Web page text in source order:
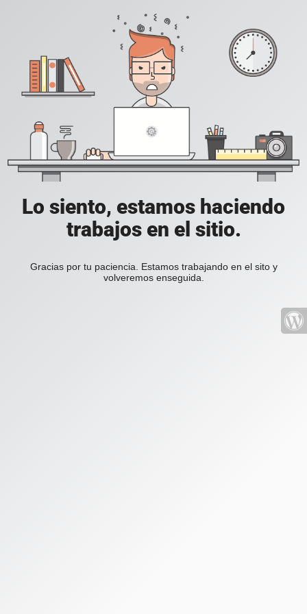
Lo siento, estamos haciendo
trabajos en el sitio.
Gracias por tu paciencia. Estamos trabajando en el sito y
volveremos enseguida.